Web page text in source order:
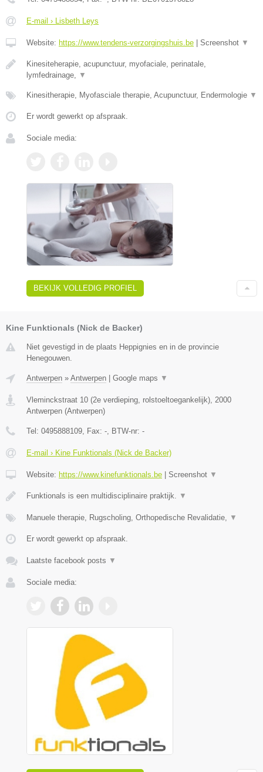
E-mail › Lisbeth Leys
Website: https://www.tendens-verzorgingshuis.be Screenshot ▼
Kinesiteherapie, acupunctuur, myofaciale, perinatale,
lymfedrainage, ▼
Kinesitherapie, Myofasciale therapie, Acupunctuur, Endermologie ▼
Er wordt gewerkt op afspraak.
Sociale media:
BEKIJK VOLLEDIG PROFIEL
Kine Funktionals (Nick de Backer)
Niet gevestigd in de plaats Heppignies en in de provincie
Henegouwen.
Antwerpen » Antwerpen Google maps ▼
Vleminckstraat 10 (2e verdieping, rolstoeltoegankelijk), 2000
Antwerpen (Antwerpen)
Tel: 0495888109, Fax: -, BTW-nr: -
E-mail › Kine Funktionals (Nick de Backer)
Website: https://www.kinefunktionals.be Screenshot ▼
Funktionals is een multidisciplinaire praktijk. ▼
Manuele therapie, Rugscholing, Orthopedische Revalidatie, ▼
Er wordt gewerkt op afspraak.
Laatste facebook posts ▼
Sociale media: